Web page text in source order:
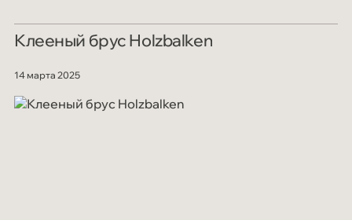
Клееный брус Holzbalken
14 марта 2025